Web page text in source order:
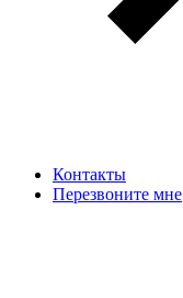
Контакты
Перезвоните мне